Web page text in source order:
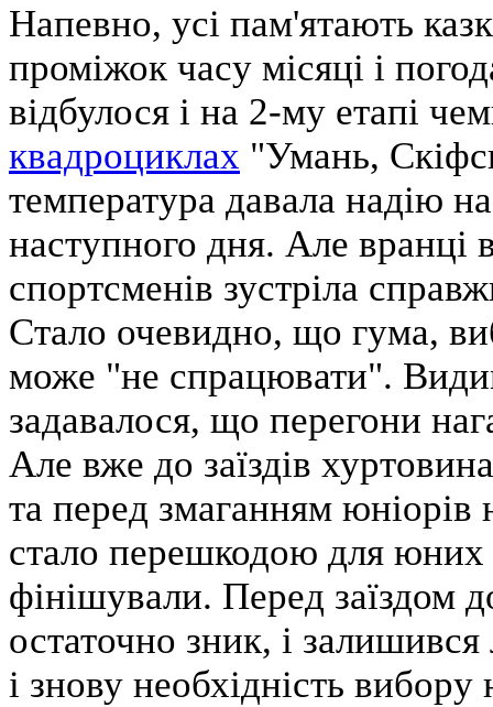
Напевно, усі пам'ятають
проміжок часу місяці і
відбулося і на 2-му етапі
квадроциклах "Умань,
температура давала надію
наступного дня. Але вранці
спортсменів зустріла
Стало очевидно, що гума,
може "не спрацювати".
задавалося, що перегони
Але вже до заїздів
та перед змаганням юніорів
стало перешкодою для юних
фінішували. Перед заїздом
остаточно зник, і
і знову необхідність вибору